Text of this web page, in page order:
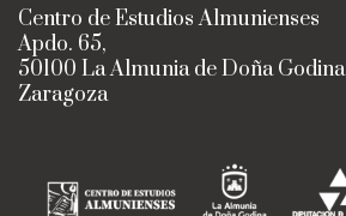
Centro de Estudios Almunienses
Apdo. 65,
50100 La Almunia de Doña Godina
Zaragoza